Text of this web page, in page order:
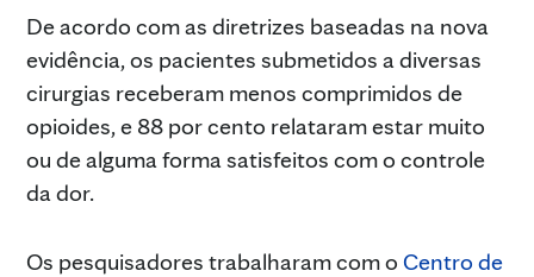
De acordo com as diretrizes baseadas na nova
evidência, os pacientes submetidos a diversas
cirurgias receberam menos comprimidos de
opioides, e 88 por cento relataram estar muito
ou de alguma forma satisfeitos com o controle
da dor.
Os pesquisadores trabalharam com o Centro de